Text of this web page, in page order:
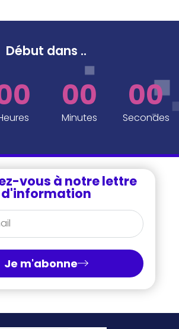
Début dans ..
00
Minutes
00
Secondes
vous à notre lettre
d'information
Je m'abonne